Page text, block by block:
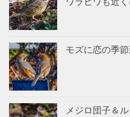
モズに恋の季
メジロ団子＆